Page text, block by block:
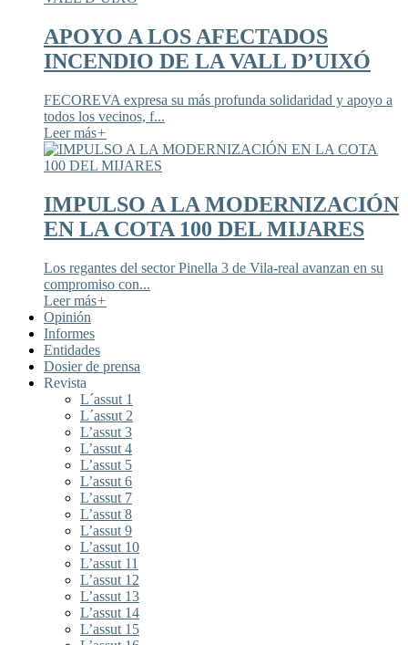
APOYO A LOS AFECTADOS
INCENDIO DE LA VALL D’UIXÓ
FECOREVA expresa su más profunda solidaridad y apoyo a
todos los vecinos, f...
Leer más+
IMPULSO A LA MODERNIZACIÓN
EN LA COTA 100 DEL MIJARES
Los regantes del sector Pinella 3 de Vila-real avanzan en su
compromiso con...
Leer más+
Opinión
Informes
Entidades
Dosier de prensa
Revista
L´assut 1
L´assut 2
L’assut 3
L’assut 4
L’assut 5
L’assut 6
L’assut 7
L’assut 8
L’assut 9
L’assut 10
L’assut 11
L’assut 12
L’assut 13
L’assut 14
L’assut 15